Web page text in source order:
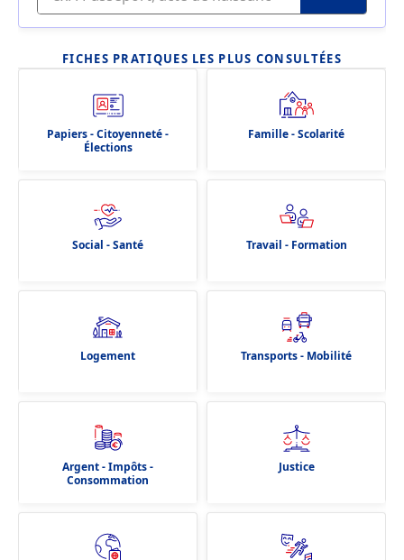
FICHES PRATIQUES LES PLUS CONSULTÉES
Papiers - Citoyenneté -
Élections
Famille - Scolarité
Social - Santé Travail - Formation
Logement Transports - Mobilité
Argent - Impôts -
Consommation
Justice